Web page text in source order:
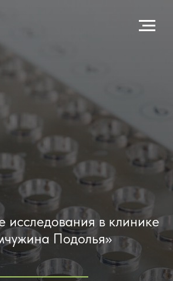
исследования в клинике
Подолья»